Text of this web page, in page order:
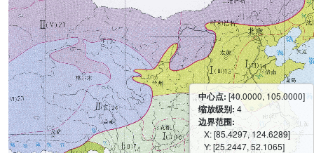
中心点:[40.0000, 105.0000]
缩放级别: 4
边界范围:
X: [85.4297, 124.6289]
Y: [25.2447, 52.1065]